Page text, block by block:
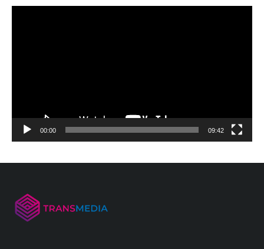
00:00 09:42